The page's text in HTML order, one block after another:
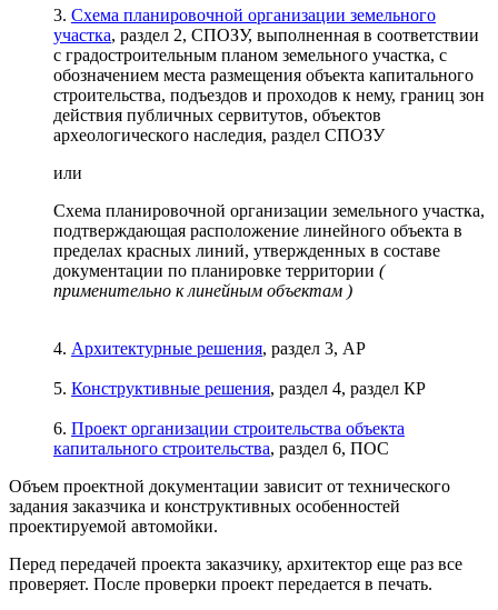
3. Схема планировочной организации земельного
участка, раздел 2, СПОЗУ, выполненная в соответствии
с градостроительным планом земельного участка, с
обозначением места размещения объекта капитального
строительства, подъездов и проходов к нему, границ зон
действия публичных сервитутов, объектов
археологического наследия, раздел СПОЗУ
или
Схема планировочной организации земельного участка,
подтверждающая расположение линейного объекта в
пределах красных линий, утвержденных в составе
документации по планировке территории (
применительно к линейным объектам )
4. Архитектурные решения, раздел 3, АР
5. Конструктивные решения, раздел 4, раздел КР
6. Проект организации строительства объекта
капитального строительства, раздел 6, ПОС
Объем проектной документации зависит от технического
задания заказчика и конструктивных особенностей
проектируемой автомойки.
Перед передачей проекта заказчику, архитектор еще раз все
проверяет. После проверки проект передается в печать.